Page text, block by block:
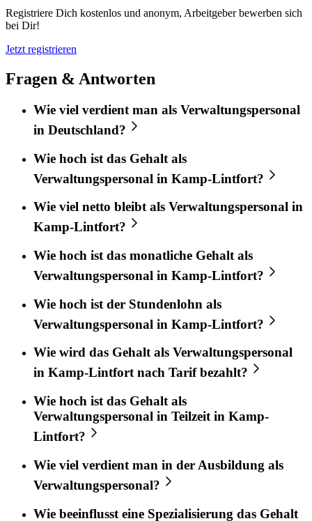
Registriere Dich kostenlos und anonym, Arbeitgeber bewerben sich
bei Dir!
Jetzt registrieren
Fragen & Antworten
Wie viel verdient man als Verwaltungspersonal
in Deutschland?
Wie hoch ist das Gehalt als
Verwaltungspersonal in Kamp-Lintfort?
Wie viel netto bleibt als Verwaltungspersonal in
Kamp-Lintfort?
Wie hoch ist das monatliche Gehalt als
Verwaltungspersonal in Kamp-Lintfort?
Wie hoch ist der Stundenlohn als
Verwaltungspersonal in Kamp-Lintfort?
Wie wird das Gehalt als Verwaltungspersonal
in Kamp-Lintfort nach Tarif bezahlt?
Wie hoch ist das Gehalt als
Verwaltungspersonal in Teilzeit in Kamp-
Lintfort?
Wie viel verdient man in der Ausbildung als
Verwaltungspersonal?
Wie beeinflusst eine Spezialisierung das Gehalt